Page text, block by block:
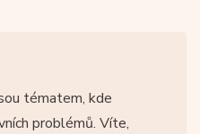
tématem, kde
problémů. Víte,